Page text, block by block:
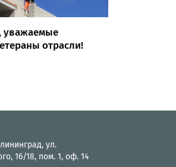
уважаемые
отрасли!
ул.
16/18, пом. 1, оф. 14